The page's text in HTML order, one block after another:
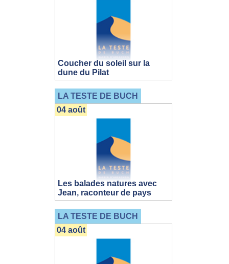
Coucher du soleil sur la
dune du Pilat
LA TESTE DE BUCH
Les balades natures avec
Jean, raconteur de pays
04 août
LA TESTE DE BUCH
04 août